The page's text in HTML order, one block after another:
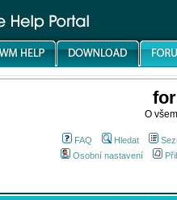
O
FAQ Hledat
Osobní nastavení